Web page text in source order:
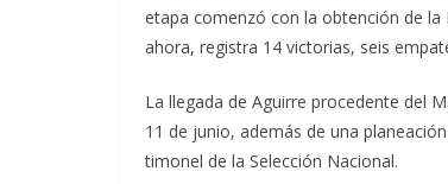
etapa comenzó con la obtención de la
ahora, registra 14 victorias, seis
La llegada de Aguirre procedente del
11 de junio, además de una
timonel de la Selección Nacional.